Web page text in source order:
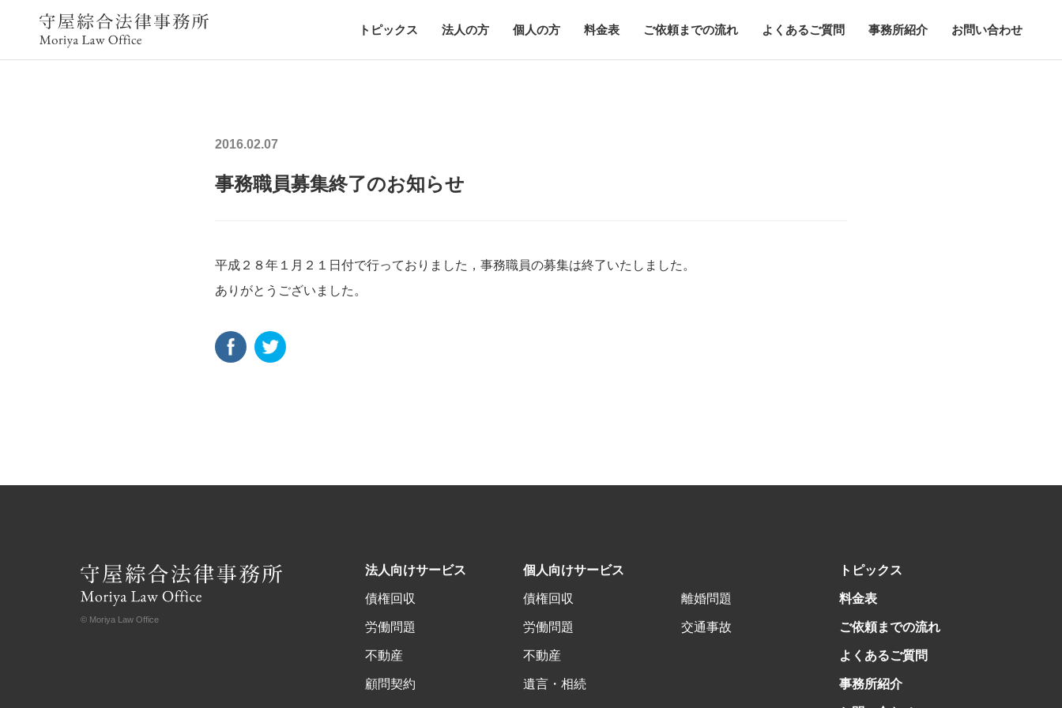
トピックス 法人の方 個人の方 料金表 ご依頼までの流れ よくあるご質問 事務所紹介 お問い合わせ
2016.02.07
事務職員募集終了のお知らせ
平成２８年１月２１日付で行っておりました，事務職員の募集は終了いたしました。
ありがとうございました。
© Moriya Law Office
法人向けサービス
債権回収
労働問題
不動産
顧問契約
個人向けサービス
債権回収
労働問題
不動産
遺言・相続
離婚問題
交通事故
トピックス
料金表
ご依頼までの流れ
よくあるご質問
事務所紹介